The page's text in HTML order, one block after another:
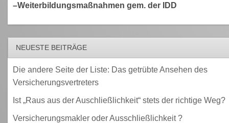
–Weiterbildungsmaßnahmen gem. der IDD
NEUESTE BEITRÄGE
Die andere Seite der Liste: Das getrübte Ansehen des
Versicherungsvertreters
Ist „Raus aus der Auschließlichkeit“ stets der richtige Weg?
Versicherungsmakler oder Ausschließlichkeit ?